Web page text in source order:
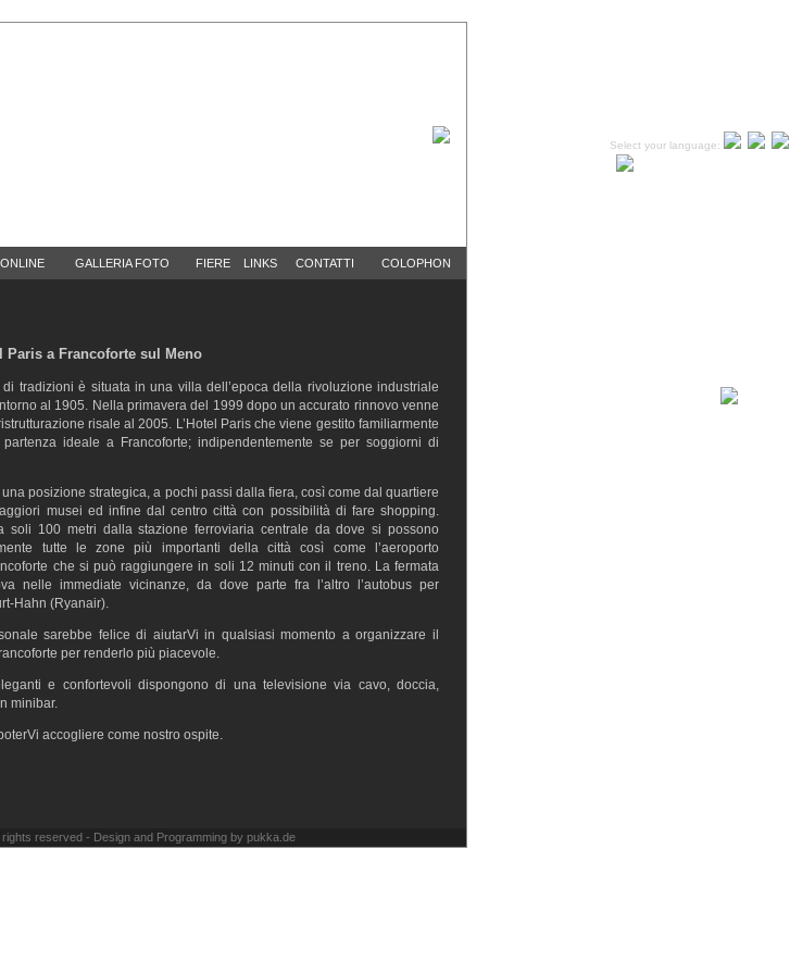
Select your language:
GALLERIA FOTO FIERE LINKS CONTATTI COLOPHON
Paris a Francoforte sul Meno
tradizioni è situata in una villa dell’epoca della rivoluzione industriale
al 1905. Nella primavera del 1999 dopo un accurato rinnovo venne
risale al 2005. L’Hotel Paris che viene gestito familiarmente
ideale a Francoforte; indipendentemente se per soggiorni di
una posizione strategica, a pochi passi dalla fiera, così come dal quartiere
musei ed infine dal centro città con possibilità di fare shopping.
soli 100 metri dalla stazione ferroviaria centrale da dove si possono
tutte le zone più importanti della città così come l’aeroporto
che si può raggiungere in soli 12 minuti con il treno. La fermata
nelle immediate vicinanze, da dove parte fra l’altro l’autobus per
Hahn (Ryanair).
sarebbe felice di aiutarVi in qualsiasi momento a organizzare il
per renderlo più piacevole.
e confortevoli dispongono di una televisione via cavo, doccia,
minibar.
accogliere come nostro ospite.
reserved - Design and Programming by pukka.de